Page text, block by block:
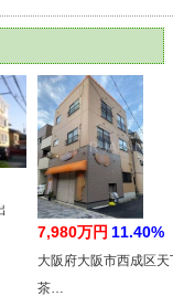
7,980万円 11.40%
大阪府大阪市西成区天
茶…